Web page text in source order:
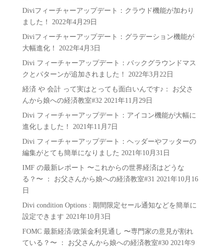
Diviフィーチャーアップデート：クラウド機能が加わり
ました！
2022年4月29日
Diviフィーチャーアップデート：グラデーション機能が
大幅進化！
2022年4月3日
Divi フィーチャーアップデート：バックグラウンドマス
クとパターンが追加されました！
2022年3月22日
経済 や 会計 って実はとっても面白いんです♪： お父さ
んから娘への経済教室#32 2021年11月29日
Divi フィーチャーアップデート：アイコン機能が大幅に
進化しました！
2021年11月7日
Divi フィーチャーアップデート：ヘッダーやフッターの
編集がとても簡単になりました 2021年10月31日
IMF の最新レポート 〜これからの世界経済はどうな
る？〜 ： お父さんから娘への経済教室#31 2021年10月16
日
Divi condition Options : 期間限定セール通知などを簡単に
設定できます 2021年10月3日
FOMC 最新経済/政策金利見通し 〜専門家の意見が割れ
ている？〜 ： お父さんから娘への経済教室#30 2021年9